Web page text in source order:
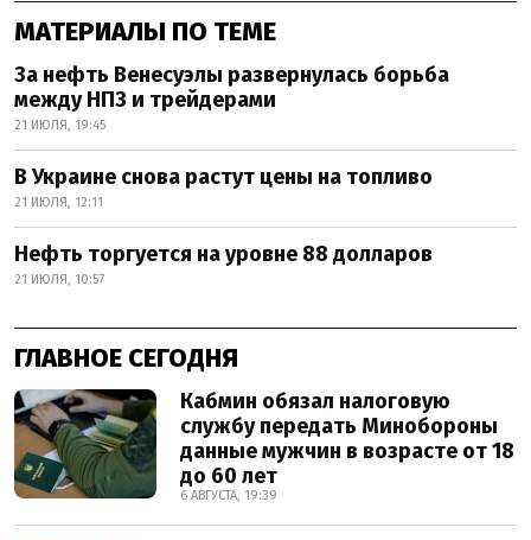
МАТЕРИАЛЫ ПО ТЕМЕ
За нефть Венесуэлы развернулась борьба
между НПЗ и трейдерами
21 ИЮЛЯ, 19:45
В Украине снова растут цены на топливо
21 ИЮЛЯ, 12:11
Нефть торгуется на уровне 88 долларов
21 ИЮЛЯ, 10:57
ГЛАВНОЕ СЕГОДНЯ
Кабмин обязал налоговую
службу передать Минобороны
данные мужчин в возрасте от 18
до 60 лет
6 АВГУСТА, 19:39